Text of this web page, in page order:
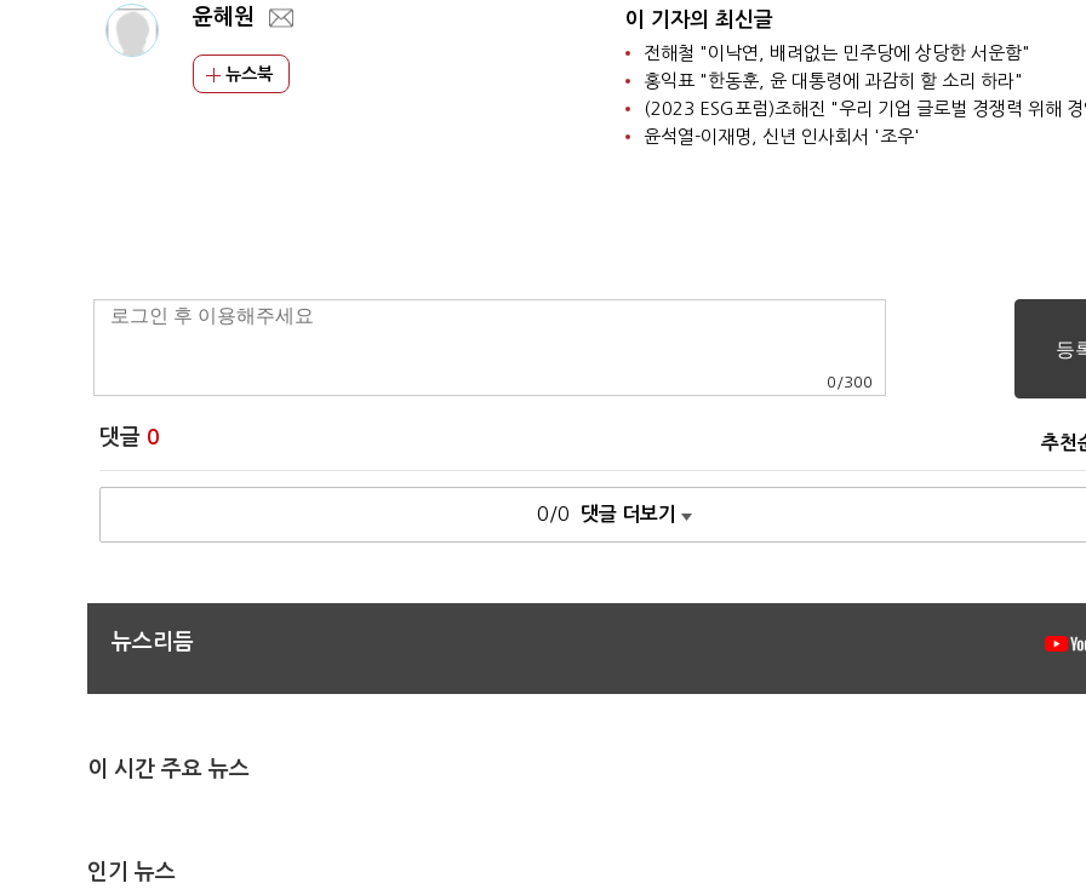
윤혜원
뉴스북
이 기자의 최신글
전해철 "이낙연, 배려없는 민주당에 상당한 서운함"
홍익표 "한동훈, 윤 대통령에 과감히 할 소리 하라"
윤석열-이재명, 신년 인사회서 '조우'
0 /300
댓글 0 추천
0/0 댓글 더보기
뉴스리듬
이 시간 주요 뉴스
인기 뉴스